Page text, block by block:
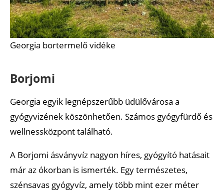
Georgia bortermelő vidéke
Borjomi
Georgia egyik legnépszerűbb üdülővárosa a
gyógyvizének köszönhetően. Számos gyógyfürdő és
wellnessközpont található.
A Borjomi ásványvíz nagyon híres, gyógyító hatásait
már az ókorban is ismerték. Egy természetes,
szénsavas gyógyvíz, amely több mint ezer méter